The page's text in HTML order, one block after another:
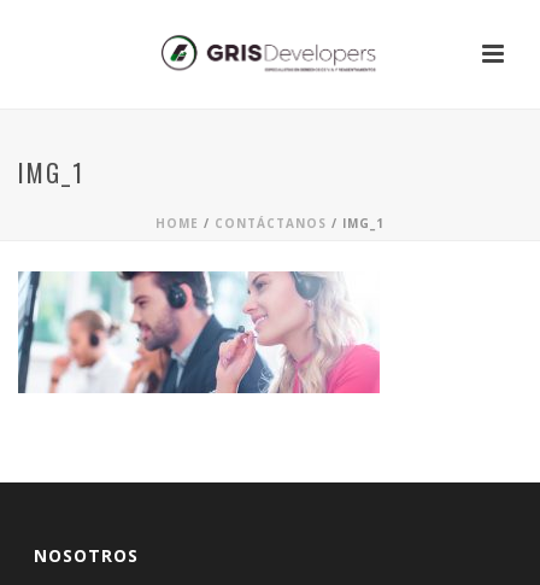
IMG_1
HOME / CONTÁCTANOS / IMG_1
NOSOTROS